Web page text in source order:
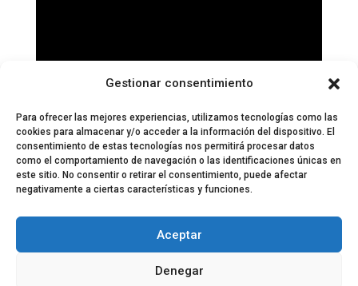
Gestionar consentimiento
Para ofrecer las mejores experiencias, utilizamos tecnologías como las
cookies para almacenar y/o acceder a la información del dispositivo. El
consentimiento de estas tecnologías nos permitirá procesar datos
como el comportamiento de navegación o las identificaciones únicas en
este sitio. No consentir o retirar el consentimiento, puede afectar
negativamente a ciertas características y funciones.
Aceptar
Denegar
Equipo EPDLT Contacto